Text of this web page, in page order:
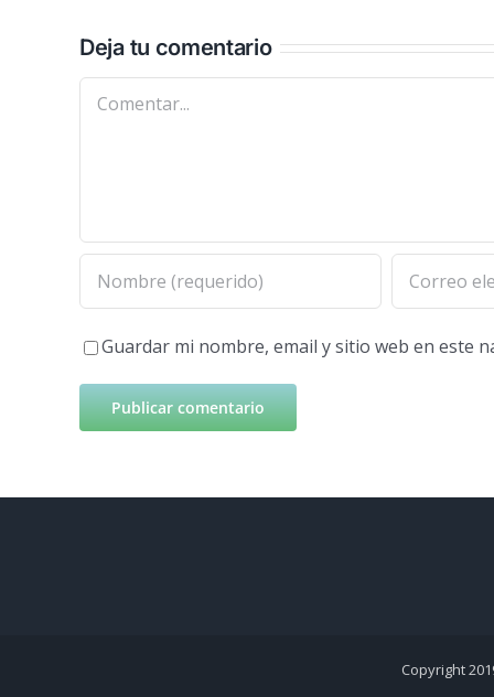
Deja tu comentario
Comentar
Guardar mi nombre, email y sitio web en este
Copyright